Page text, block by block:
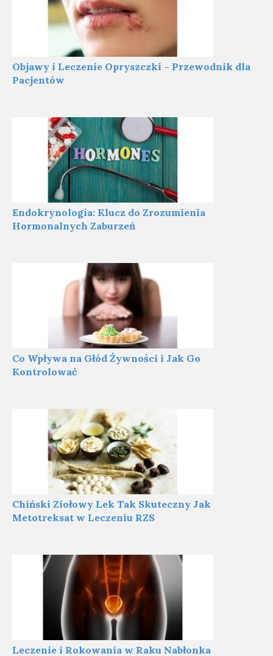
Objawy i Leczenie Opryszczki – Przewodnik dla
Pacjentów
Endokrynologia: Klucz do Zrozumienia
Hormonalnych Zaburzeń
Co Wpływa na Głód Żywności i Jak Go
Kontrolować
Chiński Ziołowy Lek Tak Skuteczny Jak
Metotreksat w Leczeniu RZS
Leczenie i Rokowania w Raku Nabłonka